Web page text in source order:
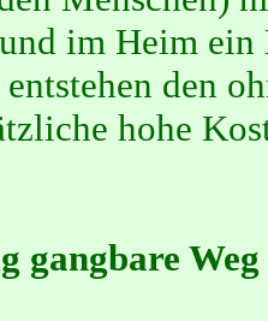
im Heim ein
entstehen den
hohe
gangbare